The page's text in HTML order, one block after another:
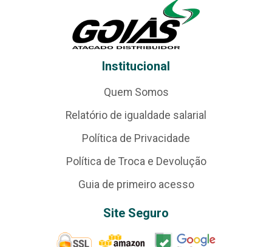
Institucional
Quem Somos
Relatório de igualdade salarial
Política de Privacidade
Política de Troca e Devolução
Guia de primeiro acesso
Site Seguro